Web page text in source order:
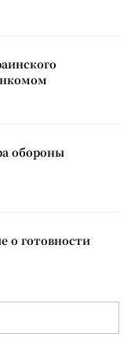
обороны
о готовности